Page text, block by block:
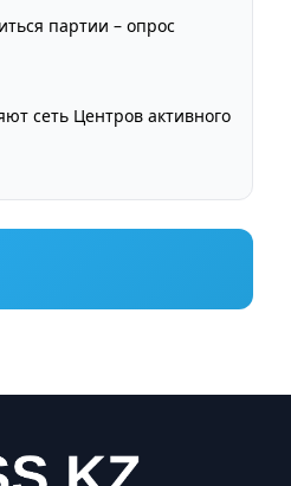
партии – опрос
сеть Центров активного